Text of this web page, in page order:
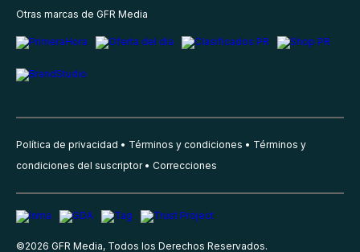
Otras marcas de GFR Media
Política de privacidad Términos y condiciones
Términos y
condiciones del suscriptor
Correcciones
©2026 GFR Media, Todos los Derechos Reservados.